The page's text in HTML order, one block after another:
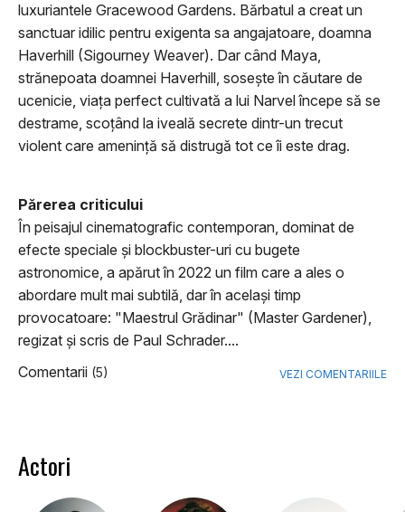
luxuriantele Gracewood Gardens. Bărbatul a creat un
sanctuar idilic pentru exigenta sa angajatoare, doamna
Haverhill (Sigourney Weaver). Dar când Maya,
strănepoata doamnei Haverhill, sosește în căutare de
ucenicie, viața perfect cultivată a lui Narvel începe să se
destrame, scoțând la iveală secrete dintr-un trecut
violent care amenință să distrugă tot ce îi este drag.
Părerea criticului
În peisajul cinematografic contemporan, dominat de
efecte speciale și blockbuster-uri cu bugete
astronomice, a apărut în 2022 un film care a ales o
abordare mult mai subtilă, dar în același timp
provocatoare: "Maestrul Grădinar" (Master Gardener),
regizat și scris de Paul Schrader....
Comentarii (5) VEZI COMENTARIILE
Actori